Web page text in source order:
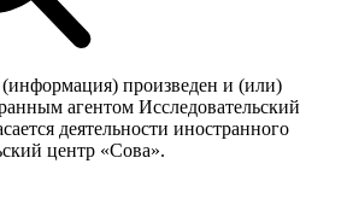
произведен и (или)
агентом Исследовательский
деятельности иностранного
центр «Сова».